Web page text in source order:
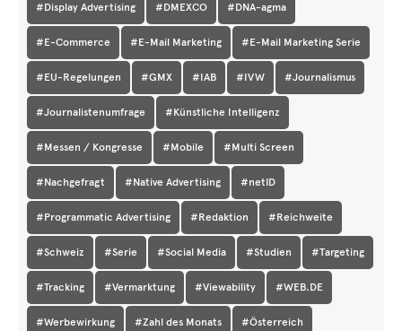
#Display Advertising #DMEXCO #DNA-agma
#E-Commerce #E-Mail Marketing #E-Mail Marketing Serie
#EU-Regelungen #GMX #IAB #IVW #Journalismus
#Journalistenumfrage #Künstliche Intelligenz
#Messen / Kongresse #Mobile #Multi Screen
#Nachgefragt #Native Advertising #netID
#Programmatic Advertising #Redaktion #Reichweite
#Schweiz #Serie #Social Media #Studien #Targeting
#Tracking #Vermarktung #Viewability #WEB.DE
#Werbewirkung #Zahl des Monats #Österreich